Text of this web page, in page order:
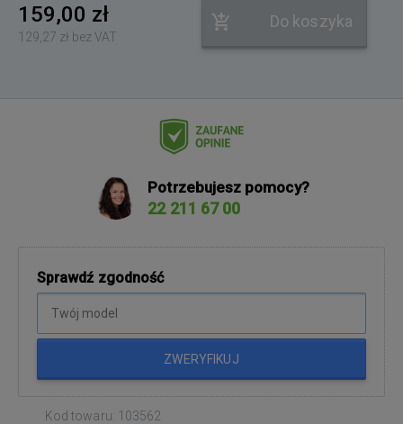
159,00 zł
129,27 zł bez VAT
Do koszyka
Potrzebujesz pomocy?
22 211 67 00
Sprawdź zgodność
ZWERYFIKUJ
Kod towaru: 103562